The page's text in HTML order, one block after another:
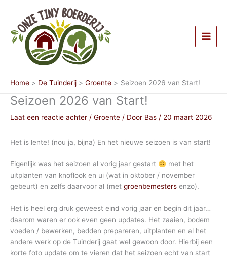
inhoud
Home De Tuinderij Groente Seizoen 2026 van Start!
Seizoen 2026 van Start!
Laat een reactie achter / Groente / Door Bas / 20 maart 2026
Het is lente! (nou ja, bijna) En het nieuwe seizoen is van start!
Eigenlijk was het seizoen al vorig jaar gestart
met het
uitplanten van knoflook en ui (wat in oktober / november
gebeurt) en zelfs daarvoor al (met groenbemesters enzo).
Het is heel erg druk geweest eind vorig jaar en begin dit jaar…
daarom waren er ook even geen updates. Het zaaien, bodem
voeden / bewerken, bedden prepareren, uitplanten en al het
andere werk op de Tuinderij gaat wel gewoon door. Hierbij een
korte foto update om te vieren dat het seizoen echt van start